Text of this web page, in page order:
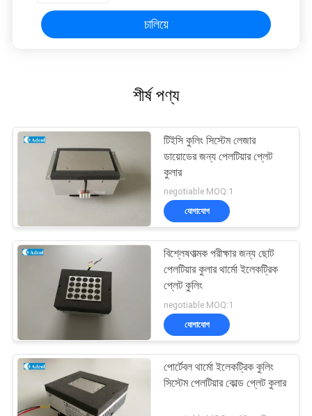
চালিয়ে
শীর্ষ পণ্য
টিইসি কুলিং সিস্টেম লেজার
ডায়োডের জন্য পেলটিয়ার প্লেট
কুলার
negotiable MOQ:1
যোগাযোগ
বিশ্লেষণাত্মক পরীক্ষার জন্য ছোট
পেলটিয়ার কুলার থার্মো ইলেকট্রিক
প্লেট কুলিং
negotiable MOQ:1
যোগাযোগ
পোর্টেবল থার্মো ইলেকট্রিক কুলিং
সিস্টেম পেলটিয়ার কোল্ড প্লেট কুলার